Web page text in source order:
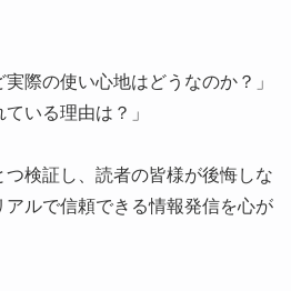
実際の使い心地はどうなのか？」
いる理由は？」
検証し、読者の皆様が後悔しな
ルで信頼できる情報発信を心が